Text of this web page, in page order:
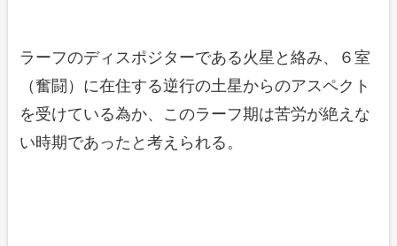
ラーフのディスポジターである火星と絡み、６室
（奮闘）に在住する逆行の土星からのアスペクト
を受けている為か、このラーフ期は苦労が絶えな
い時期であったと考えられる。